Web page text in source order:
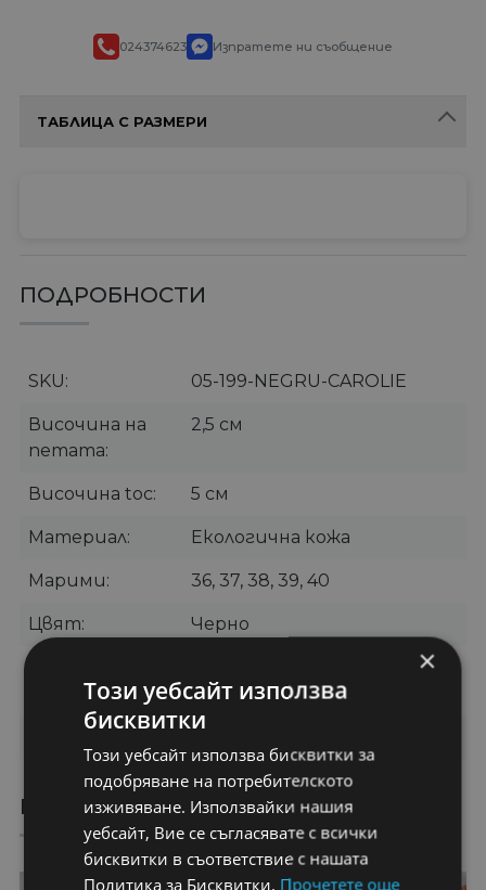
024374623 Изпратете ни съобщение
ТАБЛИЦА С РАЗМЕРИ
ПОДРОБНОСТИ
SKU 05-199-NEGRU-CAROLIE
Височина на
петата
2,5 см
Височина toc 5 см
Материал Екологична кожа
Марими 36, 37, 38, 39, 40
Цвят Черно
Ежедневни
боти
ПРЕПОРЪЧАНИ ПРОДУКТИ
16% 50%
×
Този уебсайт използва
бисквитки
Този уебсайт използва бисквитки за
подобряване на потребителското
изживяване. Използвайки нашия
уебсайт, Вие се съгласявате с всички
бисквитки в съответствие с нашата
Политика за Бисквитки. Прочетете още